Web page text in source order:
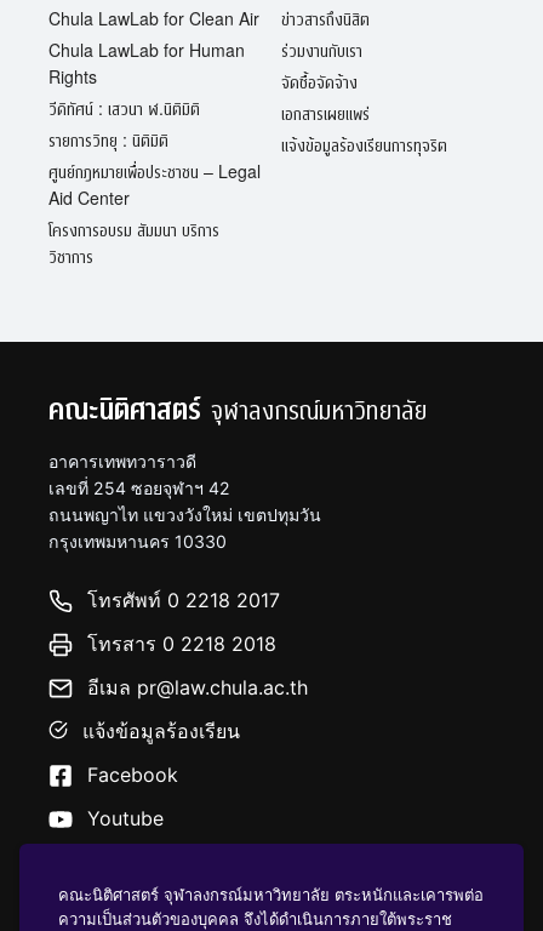
Chula LawLab for Clean Air
Chula LawLab for Human
Rights
วีดิทัศน์ : เสวนา ฬ.นิติมิติ
รายการวิทยุ : นิติมิติ
ศูนย์กฎหมายเพื่อประชาชน – Legal
Aid Center
โครงการอบรม สัมมนา บริการ
วิชาการ
ข่าวสารถึงนิสิต
ร่วมงานกับเรา
จัดซื้อจัดจ้าง
เอกสารเผยแพร่
แจ้งข้อมูลร้องเรียนการทุจริต
คณะนิติศาสตร์ จุฬาลงกรณ์มหาวิทยาลัย
อาคารเทพทวาราวดี
เลขที่ 254 ซอยจุฬาฯ 42
ถนนพญาไท แขวงวังใหม่ เขตปทุมวัน
กรุงเทพมหานคร 10330
โทรศัพท์ 0 2218 2017
โทรสาร 0 2218 2018
อีเมล pr@law.chula.ac.th
แจ้งข้อมูลร้องเรียน
Facebook
Youtube
คณะนิติศาสตร์ จุฬาลงกรณ์มหาวิทยาลัย ตระหนักและเคารพต่อ
ความเป็นส่วนตัวของบุคคล จึงได้ดำเนินการภายใต้พระราช